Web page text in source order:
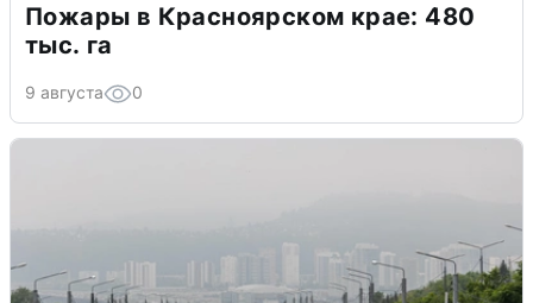
Пожары в Красноярском крае: 480
тыс. га
9 августа 0